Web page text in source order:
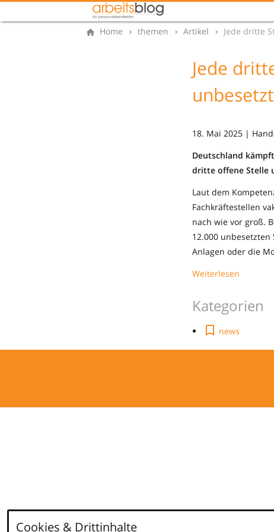
Home themen Artikel Jede dritte
Jede
unbesetzt
18. Mai 2025 |
Deutschland
dritte offene Stelle
Laut dem
Fachkräftestellen
nach wie vor groß.
12.000 unbesetzten
Anlagen oder die
Weiterlesen
Kategorien
news
Cookies & Drittinhalte